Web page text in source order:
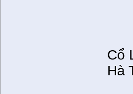
Cổ
Hà